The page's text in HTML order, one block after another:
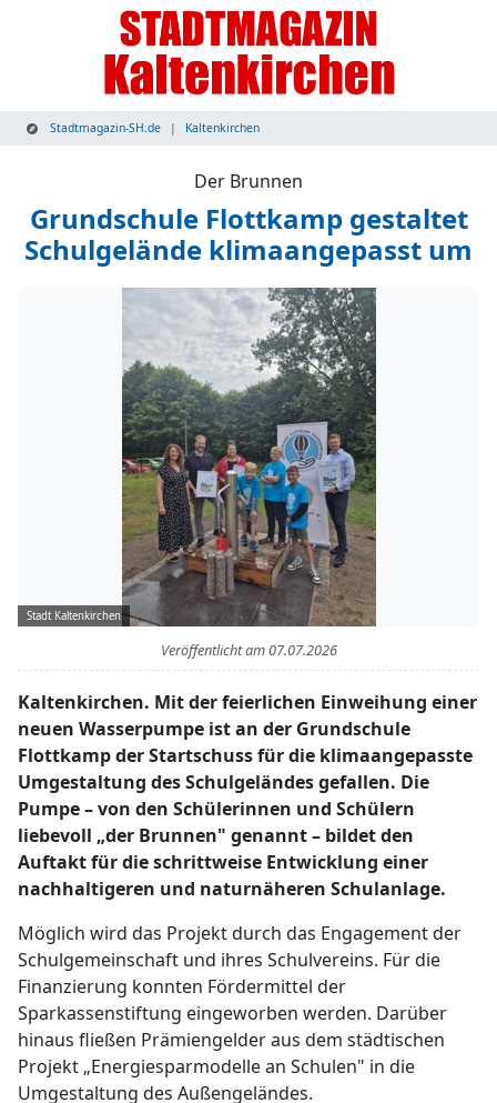
Stadtmagazin-SH.de Kaltenkirchen
Der Brunnen
Grundschule Flottkamp gestaltet
Schulgelände klimaangepasst um
Stadt Kaltenkirchen
Veröffentlicht am07.07.2026
Kaltenkirchen. Mit der feierlichen Einweihung einer
neuen Wasserpumpe ist an der Grundschule
Flottkamp der Startschuss für die klimaangepasste
Umgestaltung des Schulgeländes gefallen. Die
Pumpe – von den Schülerinnen und Schülern
liebevoll „der Brunnen" genannt – bildet den
Auftakt für die schrittweise Entwicklung einer
nachhaltigeren und naturnäheren Schulanlage.
Möglich wird das Projekt durch das Engagement der
Schulgemeinschaft und ihres Schulvereins. Für die
Finanzierung konnten Fördermittel der
Sparkassenstiftung eingeworben werden. Darüber
hinaus fließen Prämiengelder aus dem städtischen
Projekt „Energiesparmodelle an Schulen" in die
Umgestaltung des Außengeländes.